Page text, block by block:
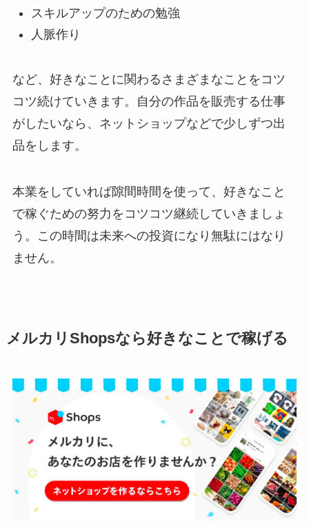
スキルアップのための勉強
人脈作り
など、好きなことに関わるさまざまなことをコツ
コツ続けていきます。自分の作品を販売する仕事
がしたいなら、ネットショップなどで少しずつ出
品をします。
本業をしていれば隙間時間を使って、好きなこと
で稼ぐための努力をコツコツ継続していきましょ
う。この時間は未来への投資になり無駄にはなり
ません。
メルカリShopsなら好きなことで稼げる